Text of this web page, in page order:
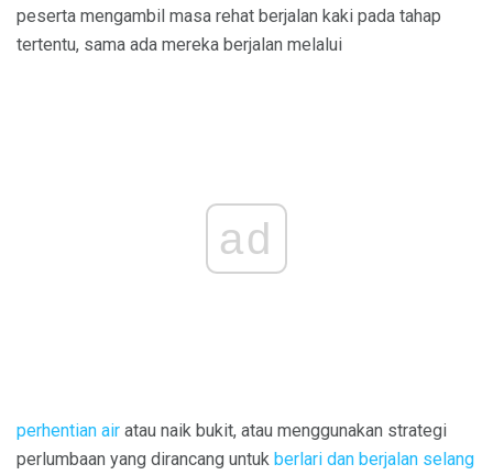
peserta mengambil masa rehat berjalan kaki pada tahap
tertentu, sama ada mereka berjalan melalui
ad
perhentian air atau naik bukit, atau menggunakan strategi
perlumbaan yang dirancang untuk berlari dan berjalan selang